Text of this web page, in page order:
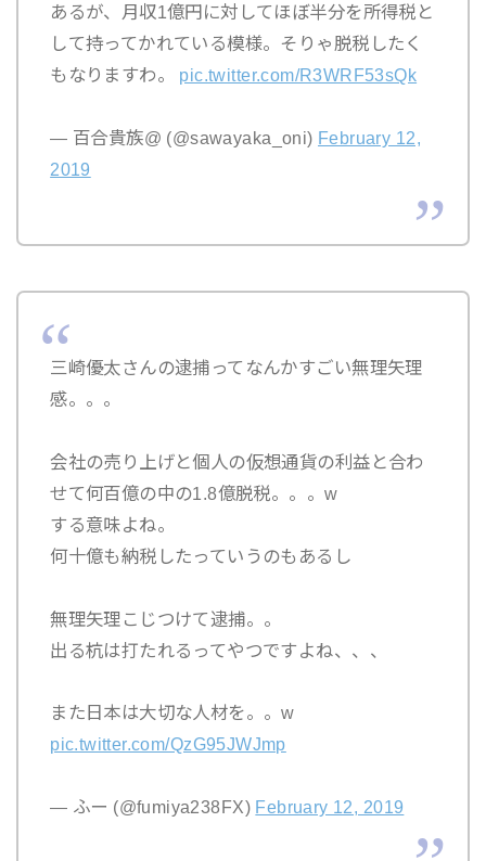
あるが、月収1億円に対してほぼ半分を所得税と
して持ってかれている模様。そりゃ脱税したく
もなりますわ。 pic.twitter.com/R3WRF53sQk
— 百合貴族@ (@sawayaka_oni) February 12,
2019
三崎優太さんの逮捕ってなんかすごい無理矢理
感。。。
会社の売り上げと個人の仮想通貨の利益と合わ
せて何百億の中の1.8億脱税。。。w
する意味よね。
何十億も納税したっていうのもあるし
無理矢理こじつけて逮捕。。
出る杭は打たれるってやつですよね、、、
また日本は大切な人材を。。w
pic.twitter.com/QzG95JWJmp
— ふー (@fumiya238FX) February 12, 2019